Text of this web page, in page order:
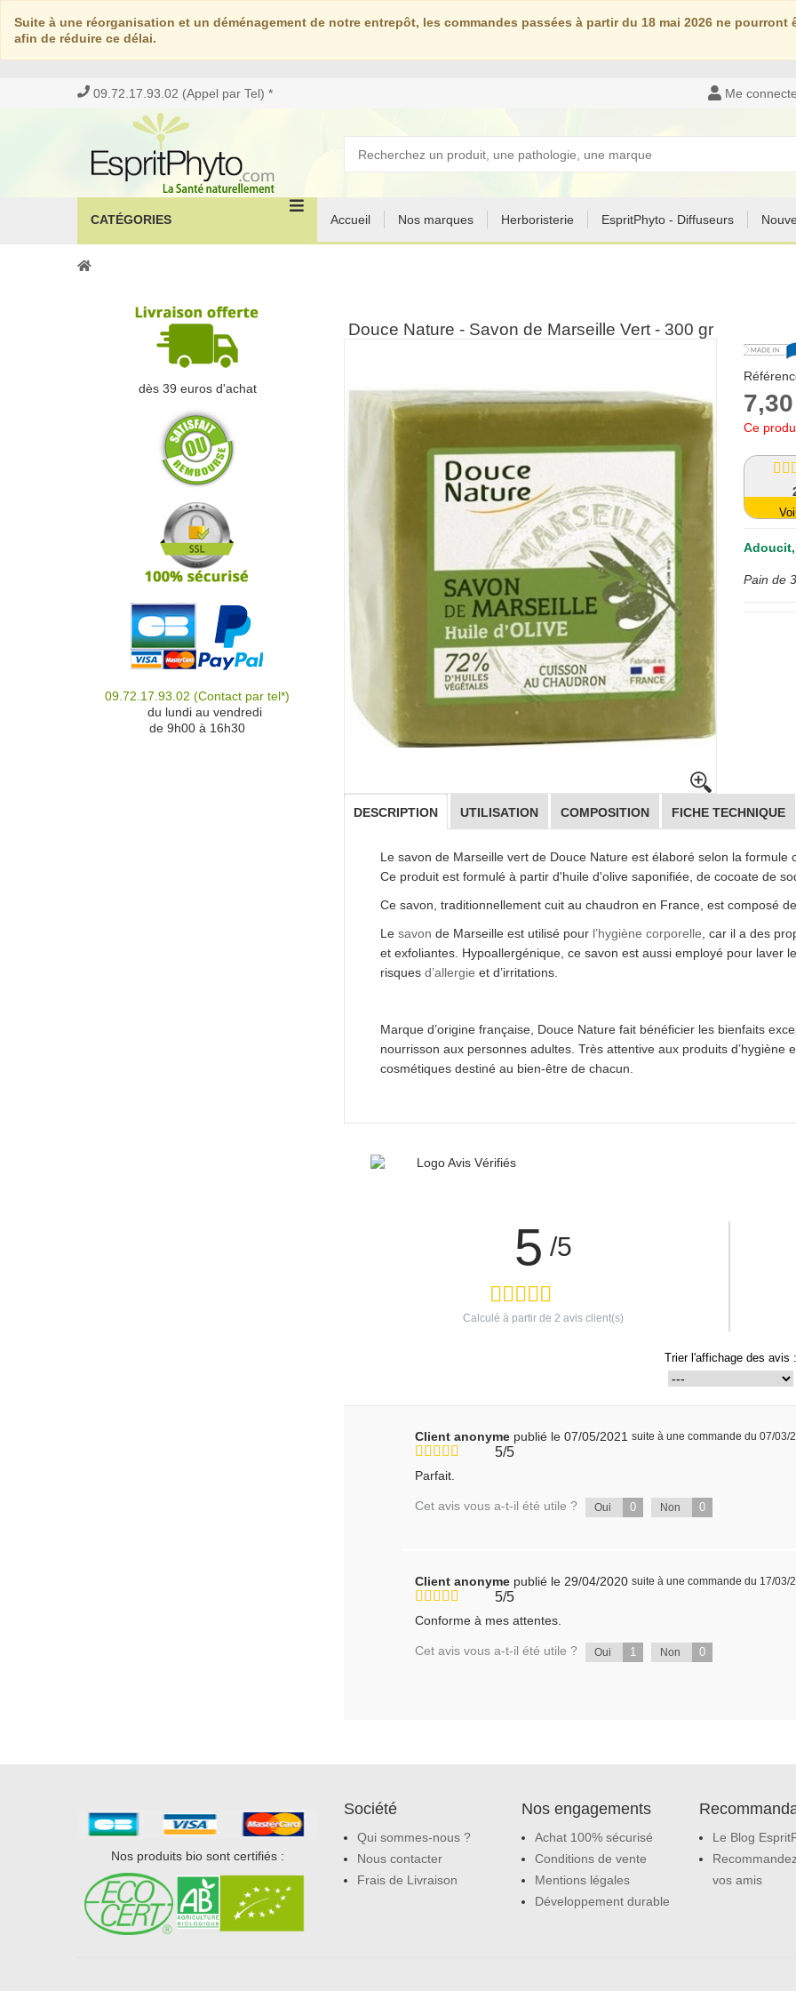
Suite à une réorganisation et un déménagement de notre entrepôt, les commandes passées à partir du 18 mai 2026 ne
afin de réduire ce délai.
09.72.17.93.02 (Appel par Tel) * Me
CATÉGORIES Accueil Nos marques Herboristerie EspritPhyto - Diffuseurs
Douce Nature - Savon de Marseille Vert - 300 gr
Ce
Pain de
DESCRIPTION UTILISATION COMPOSITION FICHE TECHNIQUE
Le savon de Marseille vert de Douce Nature est élaboré selon la formule
Ce produit est formulé à partir d'huile d'olive saponifiée, de cocoate de
Ce savon, traditionnellement cuit au chaudron en France, est composé
Le savon de Marseille est utilisé pour l’hygiène corporelle , car il a des
et exfoliantes. Hypoallergénique, ce savon est aussi employé pour laver
risques d’allergie et d’irritations.
Marque d’origine française, Douce Nature fait bénéficier les bienfaits
nourrisson aux personnes adultes. Très attentive aux produits d’hygiène
cosmétiques destiné au bien-être de chacun.
5 /5
Calculé à partir de 2 avis client(s)
Trier l'affichage des avis :
Client anonyme publié le 07/05/2021 suite à une commande du 07/03/
5/5
Parfait.
Cet avis vous a-t-il été utile ? Oui 0 Non 0
Client anonyme publié le 29/04/2020 suite à une commande du 17/03/
5/5
Conforme à mes attentes.
Cet avis vous a-t-il été utile ? Oui 1 Non 0
dès 39 euros d'achat
09.72.17.93.02 (Contact par tel*)
du lundi au vendredi
de 9h00 à 16h30
Nos produits bio sont certifiés :
Société
Qui sommes-nous ?
Nous contacter
Frais de Livraison
Nos engagements
Achat 100% sécurisé
Conditions de vente
Mentions légales
Développement durable
Le Blog
vos amis